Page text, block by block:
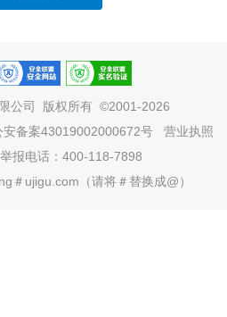
公司
版权所有 ©2001-2026
安备案43019002000672号
营业执照
报电话：400-118-7898
＃ujigu.com（请将＃替换成@）